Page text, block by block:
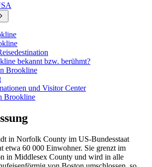
bekannt bzw. berühmt?
Brookline
und Visitor Center
Brookline
in Norfolk County im US-Bundesstaat
etwa 60 000 Einwohner. Sie grenzt im
in Middlesex County und wird in alle